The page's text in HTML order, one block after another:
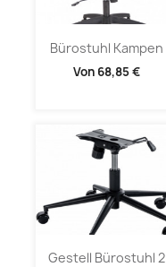
Bürostuhl Kampen
Von 68,85 €
Gestell Bürostuhl 2